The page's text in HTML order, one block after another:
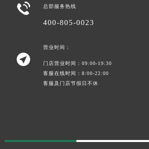
 总部服务热线
400-805-0023

营业时间：
门店营业时间：09:00-19:30
客服在线时间：8:00-22:00
客服及门店节假日不休